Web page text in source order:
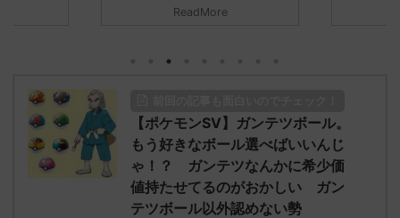
リージョ
ただダグト
れたウミト
ん0702
た！ (ﾜｯﾁ
う思ってる？ 初めの記事 元のス
2023/06/28(水)
01:07:00.69ID:oUI00NrJ0 エクスレ
ッグヘルムかっこいいから助かる 名
無しさん0971 0971 名無しさん、君に
決めた！ (ﾜｯﾁｮｲW b524-NwUu)
2023/06/28(水 ...
ReadMore
2023/06/
え忘れたガ
たラウドボ
しさん0624
【ポケモンSV】ガンテツボール。
もう好きなボール選べばいいんじ
ゃ！？ ガンテツなんかに希少価
値持たせてるのがおかしい ガン
テツボール以外認めない勢